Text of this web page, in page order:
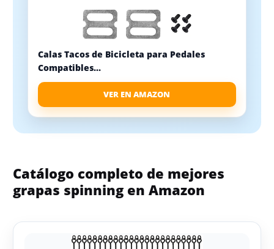
Calas Tacos de Bicicleta para Pedales
Compatibles...
VER EN AMAZON
Catálogo completo de mejores
grapas spinning en Amazon